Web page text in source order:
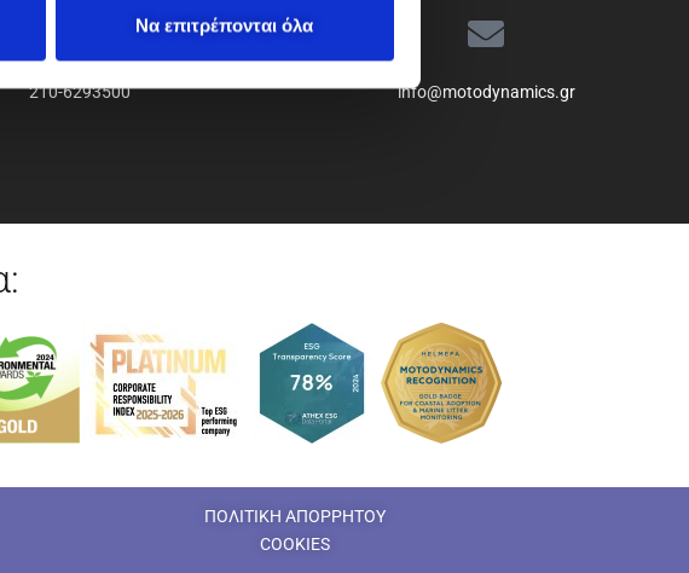
Να επιτρέπονται όλα
210-6293500 info@motodynamics.gr
ΠΟΛΙΤΙΚΗ ΑΠΟΡΡΗΤΟΥ
COOKIES